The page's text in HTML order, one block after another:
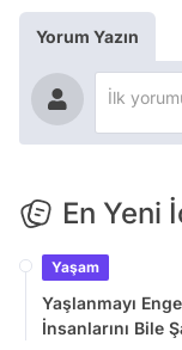
Yorum Yazın
En Yeni
Yaşam
Yaşlanmayı
İnsanlarını Bile